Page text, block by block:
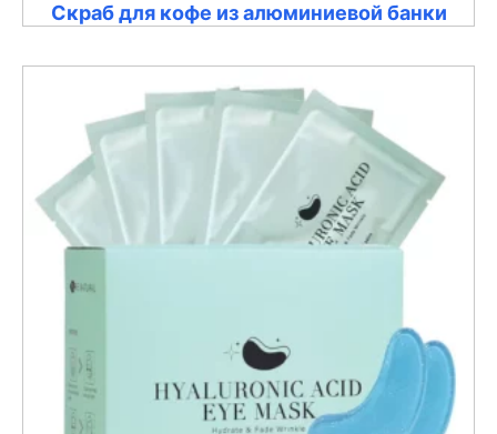
Скраб для кофе из алюминиевой банки